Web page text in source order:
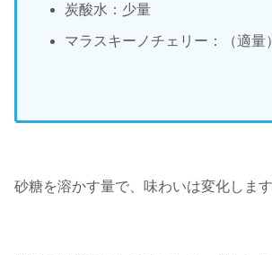
炭酸水：少量
マラスキーノチェリー：（適量）
砂糖を溶かす量で、味わいは変化します